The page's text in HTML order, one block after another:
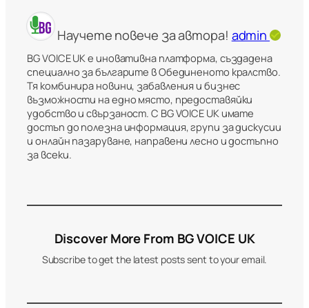
Научете повече за автора! admin
BG VOICE UK е иновативна платформа, създадена
специално за българите в Обединеното кралство.
Тя комбинира новини, забавления и бизнес
възможности на едно място, предоставяйки
удобство и свързаност. С BG VOICE UK имате
достъп до полезна информация, групи за дискусии
и онлайн пазаруване, направени лесно и достъпно
за всеки.
Discover More From BG VOICE UK
Subscribe to get the latest posts sent to your email.